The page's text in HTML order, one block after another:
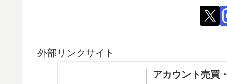
外部リンクサイト
アカウント売買